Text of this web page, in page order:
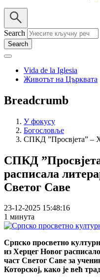
Search
Vida de la Iglesia
Животът на Църквата
Breadcrumb
У фокусу
Богословље
СПКД ”Просвјета” –
СПКД
расписала
Светог Саве
23-12-2025 15:48:16
1 минута
Српско просветно
из Херцег Новог
част Светог Саве за
Которској, како је већ